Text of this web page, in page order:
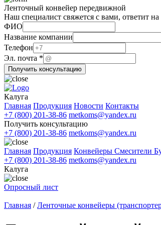
Ленточный конвейер передвижной
Наш специалист свяжется с вами, ответит
ФИО
Название компании
Эл.
компании
ФИО
Телефон
Эл. почта *
Получить консультацию
Калуга
Главная Продукция Новости Контакты
+7 (800) 201-38-86 metkoms@yandex.ru
Получить консультацию
+7 (800) 201-38-86 metkoms@yandex.ru
Главная Продукция Конвейеры Смесители
+7 (800) 201-38-86 metkoms@yandex.ru
Калуга
Опросный лист
Главная /Ленточные конвейеры